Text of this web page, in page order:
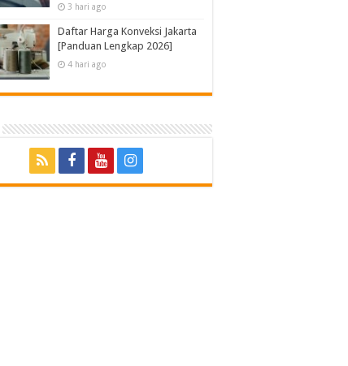
3 hari ago
Daftar Harga Konveksi Jakarta
[Panduan Lengkap 2026]
4 hari ago